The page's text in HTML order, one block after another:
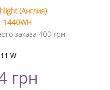
Facebook
+
Twitter
(Англия)
1440WH
заказа 400 грн
11 W
грн